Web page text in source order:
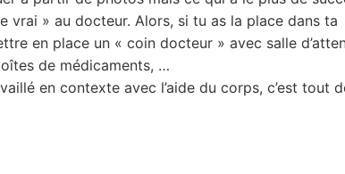
vrai » au docteur. Alors, si tu as la place dans ta
en place un « coin docteur » avec salle
de médicaments, …
en contexte avec l’aide du corps, c’est tout